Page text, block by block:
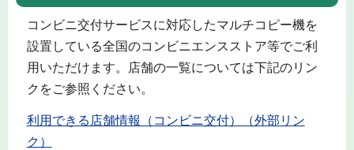
コンビニ交付サービスに対応したマルチコピー機を
設置している全国のコンビニエンスストア等でご利
用いただけます。店舗の一覧については下記のリン
クをご参照ください。
利用できる店舗情報（コンビニ交付）（外部リン
ク）